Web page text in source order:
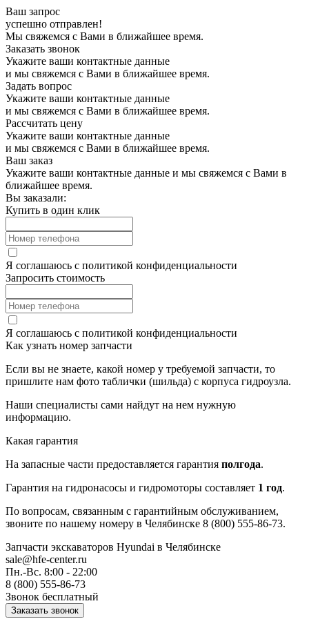
Ваш запрос
успешно отправлен!
Мы свяжемся с Вами в ближайшее время.
Заказать звонок
Укажите ваши контактные данные
и мы свяжемся с Вами в ближайшее время.
Задать вопрос
Укажите ваши контактные данные
и мы свяжемся с Вами в ближайшее время.
Рассчитать цену
Укажите ваши контактные данные
и мы свяжемся с Вами в ближайшее время.
Ваш заказ
Укажите ваши контактные данные и мы свяжемся с Вами в
ближайшее время.
Вы заказали:
Купить в один клик
Я соглашаюсь с политикой конфиденциальности
Запросить стоимость
Я соглашаюсь с политикой конфиденциальности
Как узнать номер запчасти
Если вы не знаете, какой номер у требуемой запчасти, то
пришлите нам фото таблички (шильда) с корпуса гидроузла.
Наши специалисты сами найдут на нем нужную
информацию.
Какая гарантия
На запасные части предоставляется гарантия полгода.
Гарантия на гидронасосы и гидромоторы составляет 1 год.
По вопросам, связанным с гарантийным обслуживанием,
звоните по нашему номеру в Челябинске 8 (800) 555-86-73.
Запчасти экскаваторов Hyundai в Челябинске
sale@hfe-center.ru
Пн.-Вс. 8:00 - 22:00
8 (800) 555-86-73
Звонок бесплатный